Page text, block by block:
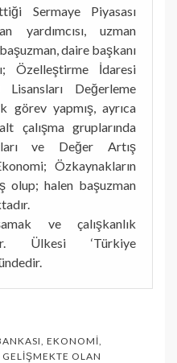
Sermaye Piyasası
yardımcısı, uzman
daire başkanı
Özelleştirme İdaresi
Değerleme
görev yapmış, ayrıca
çalışma gruplarında
ve Değer Artış
Özkaynakların
olup; halen başuzman
ve çalışkanlık
Ülkesi ‘Türkiye
EKONOMI
GELIŞMEKTE OLAN